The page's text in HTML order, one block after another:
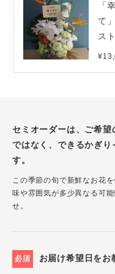
「
て
ス
セミオーダーは、ご希
ではなく、できるかぎり
す。
この季節の旬で新鮮なお花
味や雰囲気が多少異なる可
せ。
必須 お届け希望日をお